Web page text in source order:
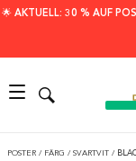
🌟 AKTUELL: 30 % AUF
POSTER / FÄRG / SVARTVIT /